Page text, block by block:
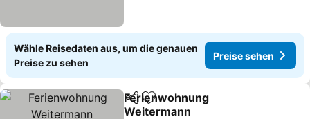
Wähle Reisedaten aus, um die genauen
Preise zu sehen
Preise sehen
TeilenZu Favoriten hinzufügen
Ferienwohnung
Weitermann